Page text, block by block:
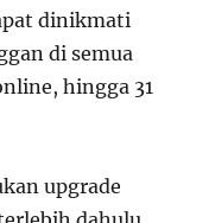
dinikmati
di semua
hingga 31
upgrade